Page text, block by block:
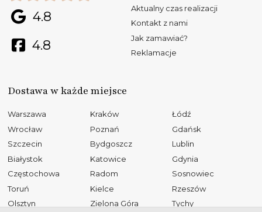
4.8
4.8
Aktualny czas realizacji
Kontakt z nami
Jak zamawiać?
Reklamacje
Dostawa w każde miejsce
Warszawa Kraków
Łódź
Wrocław
Poznań
Gdańsk
Szczecin
Bydgoszcz
Lublin
Białystok
Katowice
Gdynia
Częstochowa
Radom
Sosnowiec
Toruń
Kielce
Rzeszów
Olsztyn
Zielona Góra Tychy